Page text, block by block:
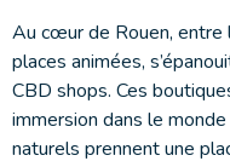
Au cœur de Rouen, entre
places animées,
CBD shops. Ces
immersion dans le
naturels prennent une